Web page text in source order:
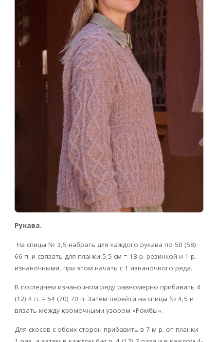
Рукава.
На спицы № 3,5 набрать для каждого рукава по 50 (58)
66 п. и связать для планки 5,5 см = 18 р. резинкой и 1 р.
изнаночными, при этом начать с 1 изнаночного ряда.
В последнем изнаночном ряду равномерно прибавить 4
(12) 4 п. = 54 (70) 70 п. Затем перейти на спицы № 4,5 и
вязать между кромочными узором «Ромбы».
Для скосов с обеих сторон прибавить в 7-м р. от планки